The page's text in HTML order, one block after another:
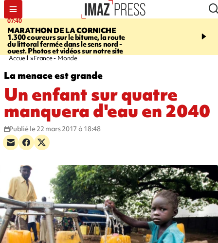
07:40
MARATHON DE LA CORNICHE
1.300 coureurs sur le bitume, la route
du littoral fermée dans le sens nord -
ouest. Photos et vidéos sur notre site
10:33
l’enfance - une
Accueil France - Monde
La menace est grande
Un enfant sur quatre
manquera d'eau en 2040
Publié le 22 mars 2017 à 18:48